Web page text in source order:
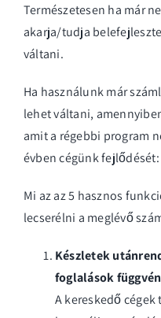
Természetesen ha már
akarja/tudja
váltani.
Ha használunk már
lehet váltani,
amit a régebbi program
évben cégünk fejlődését:
Mi az az 5 hasznos
lecserélni a meglévő
Készletek
foglalások
A kereskedő